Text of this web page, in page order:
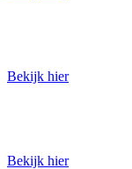
Bekijk hier
Bekijk hier